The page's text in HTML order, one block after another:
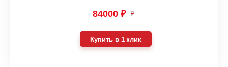
84000 ₽ ₽
Купить в 1 клик